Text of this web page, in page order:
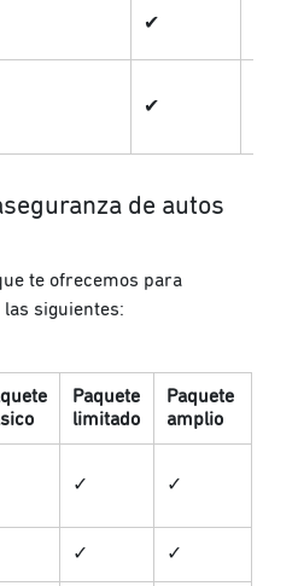
✔
✔
de autos
te ofrecemos para
siguientes:
Paquete
limitado
Paquete
amplio
✓ ✓
✓ ✓